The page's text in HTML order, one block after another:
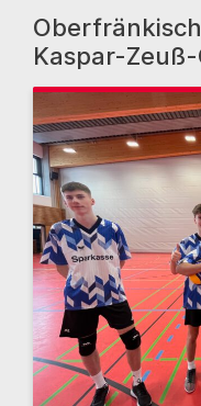
Kaspar-